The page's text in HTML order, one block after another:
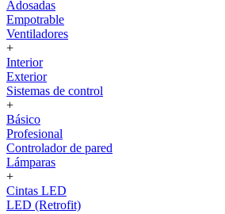
Adosadas
Empotrable
Ventiladores
+
Interior
Exterior
Sistemas de control
+
Básico
Profesional
Controlador de pared
Lámparas
+
Cintas LED
LED (Retrofit)